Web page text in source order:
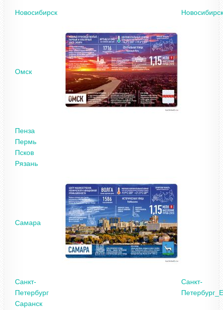
Новосибирск
Омск
Пенза
Пермь
Псков
Рязань
Самара
Санкт-
Петербург
Санкт-
Саранск